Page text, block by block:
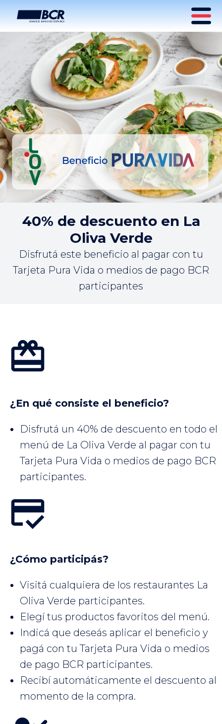
40% de descuento en La
Oliva Verde
Disfrutá este beneficio al pagar con tu
Tarjeta Pura Vida o medios de pago BCR
participantes
¿En qué consiste el beneficio?
Disfrutá un 40% de descuento en todo el
menú de La Oliva Verde al pagar con tu
Tarjeta Pura Vida o medios de pago BCR
participantes.
¿Cómo participás?
Visitá cualquiera de los restaurantes La
Oliva Verde participantes.
Elegí tus productos favoritos del menú.
Indicá que deseás aplicar el beneficio y
pagá con tu Tarjeta Pura Vida o medios
de pago BCR participantes.
Recibí automáticamente el descuento al
momento de la compra.